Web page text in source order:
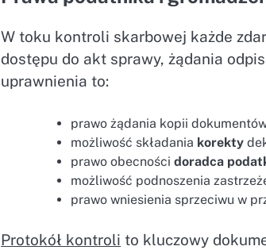
W toku kontroli skarbowej każde
dostępu do akt sprawy, żądania
uprawnienia to:
prawo żądania kopii
możliwość składania korekty
prawo obecnościdoradca
możliwość podnoszenia
prawo wniesienia sprzeciwu w
Protokół kontroli to kluczowy